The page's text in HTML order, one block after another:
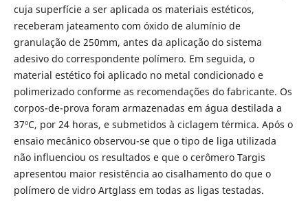
cuja superfície a ser aplicada os materiais estéticos,
receberam jateamento com óxido de alumínio de
granulação de 250mm, antes da aplicação do sistema
adesivo do correspondente polímero. Em seguida, o
material estético foi aplicado no metal condicionado e
polimerizado conforme as recomendações do fabricante. Os
corpos-de-prova foram armazenadas em água destilada a
37ºC, por 24 horas, e submetidos à ciclagem térmica. Após o
ensaio mecânico observou-se que o tipo de liga utilizada
não influenciou os resultados e que o cerômero Targis
apresentou maior resistência ao cisalhamento do que o
polímero de vidro Artglass em todas as ligas testadas.